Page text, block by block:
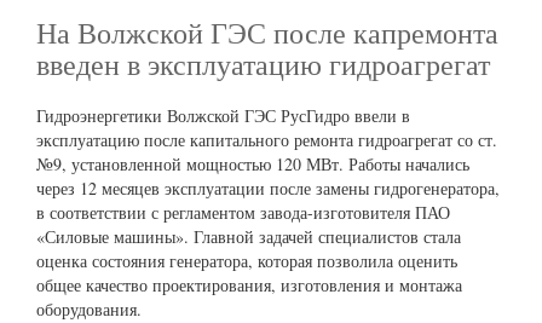
На Волжской ГЭС после капремонта
введен в эксплуатацию гидроагрегат
Гидроэнергетики Волжской ГЭС РусГидро ввели в
эксплуатацию после капитального ремонта гидроагрегат со ст.
№9, установленной мощностью 120 МВт. Работы начались
через 12 месяцев эксплуатации после замены гидрогенератора,
в соответствии с регламентом завода-изготовителя ПАО
«Силовые машины». Главной задачей специалистов стала
оценка состояния генератора, которая позволила оценить
общее качество проектирования, изготовления и монтажа
оборудования.